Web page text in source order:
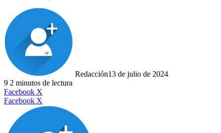
Redacción13 de julio de 2024
9 2 minutos de lectura
Facebook X
Facebook X
por
electrónico